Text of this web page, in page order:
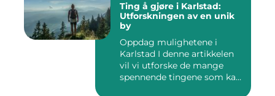
Ting å gjøre i Karlstad:
Utforskningen av en unik
by
Oppdag mulighetene i
Karlstad I denne artikkelen
vil vi utforske de mange
spennende tingene som kan